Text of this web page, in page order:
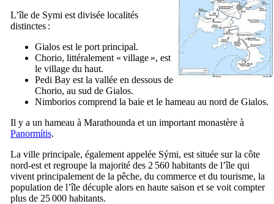
L’île de Symi est divisée localités
distinctes :
Gialos est le port principal.
Chorio, littéralement « village », est
le village du haut.
Pedi Bay est la vallée en dessous de
Chorio, au sud de Gialos.
Nimborios comprend la baie et le hameau au nord de Gialos.
Il y a un hameau à Marathounda et un important monastère à
Panormítis.
La ville principale, également appelée Sými, est située sur la côte
nord-est et regroupe la majorité des 2 560 habitants de l’île qui
vivent principalement de la pêche, du commerce et du tourisme, la
population de l’île décuple alors en haute saison et se voit compter
plus de 25 000 habitants.